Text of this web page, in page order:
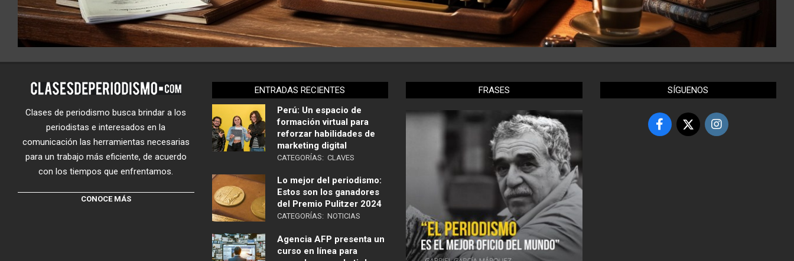
Clases de periodismo busca brindar a los
periodistas e interesados en la
comunicación las herramientas necesarias
para un trabajo más eficiente, de acuerdo
con los tiempos que enfrentamos.
CONOCE MÁS
ENTRADAS RECIENTES
Perú: Un espacio de
formación virtual para
reforzar habilidades de
marketing digital
CATEGORÍAS: CLAVES
Lo mejor del periodismo:
Estos son los ganadores
del Premio Pulitzer 2024
CATEGORÍAS: NOTICIAS
Agencia AFP presenta un
curso en línea para
FRASES SÍGUENOS